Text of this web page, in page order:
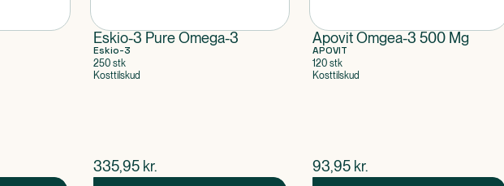
Eskio-3 Pure Omega-3
Eskio-3
250 stk
Kosttilskud
$nuværende pris
335,95 kr.
Apovit Omgea-3 500 Mg
APOVIT
120 stk
Kosttilskud
$nuværende pris
93,95 kr.